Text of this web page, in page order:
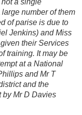
a single
number of them
of parise is due to
Jenkins) and Miss
their Services
training. It may be
at a National
and Mr T
and the
by Mr D Davies